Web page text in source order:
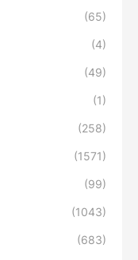
(65)
(4)
(49)
(1)
(258)
(1571)
(99)
(1043)
(683)